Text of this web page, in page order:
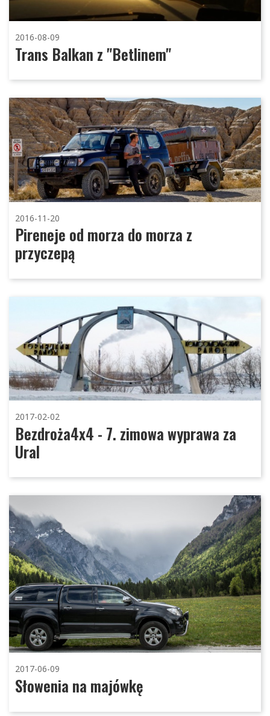
2016-08-09
Trans Balkan z "Betlinem"
2016-11-20
Pireneje od morza do morza z
przyczepą
2017-02-02
Bezdroża4x4 - 7. zimowa wyprawa za
Ural
2017-06-09
Słowenia na majówkę